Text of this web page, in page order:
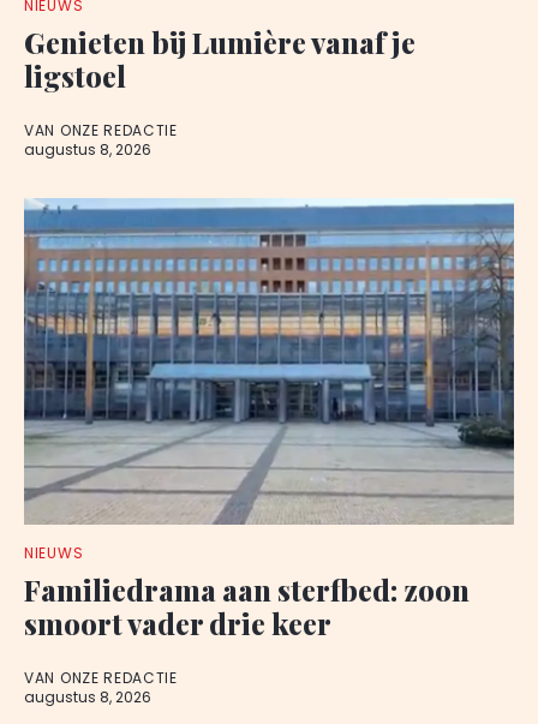
NIEUWS
Genieten bij Lumière vanaf je
ligstoel
VAN ONZE REDACTIE
augustus 8, 2026
NIEUWS
Familiedrama aan sterfbed: zoon
smoort vader drie keer
VAN ONZE REDACTIE
augustus 8, 2026